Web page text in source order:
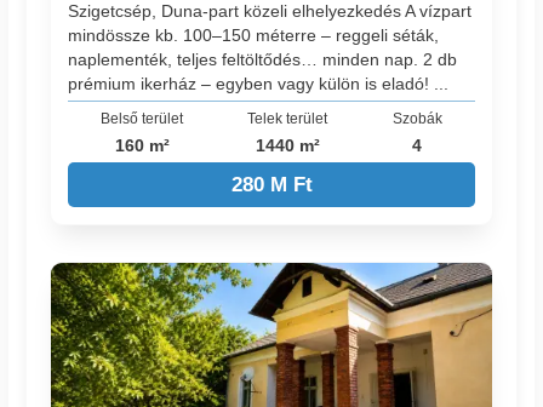
Szigetcsép, Duna-part közeli elhelyezkedés A vízpart
mindössze kb. 100–150 méterre – reggeli séták,
naplementék, teljes feltöltődés… minden nap. 2 db
prémium ikerház – egyben vagy külön is eladó! ...
Belső terület
160 m²
Telek terület
1440 m²
Szobák
4
280 M Ft